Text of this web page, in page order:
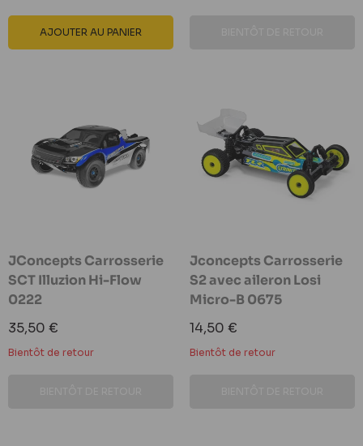
AJOUTER AU PANIER
JConcepts Carrosserie
SCT Illuzion Hi-Flow
0222
Prix
réduit
35,50 €
Bientôt de retour
Jconcepts Carrosserie
S2 avec aileron Losi
Micro-B 0675
Prix
réduit
14,50 €
Bientôt de retour